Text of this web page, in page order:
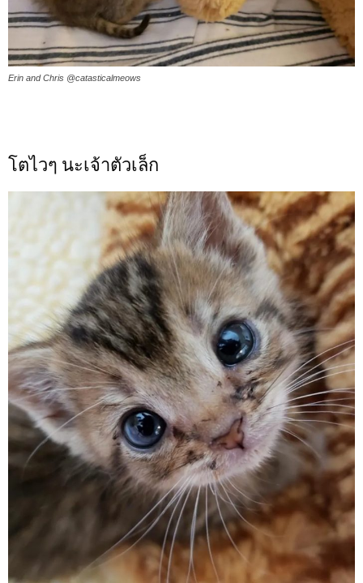
Erin and Chris @catasticalmeows
โตไวๆ นะเจ้าตัวเล็ก